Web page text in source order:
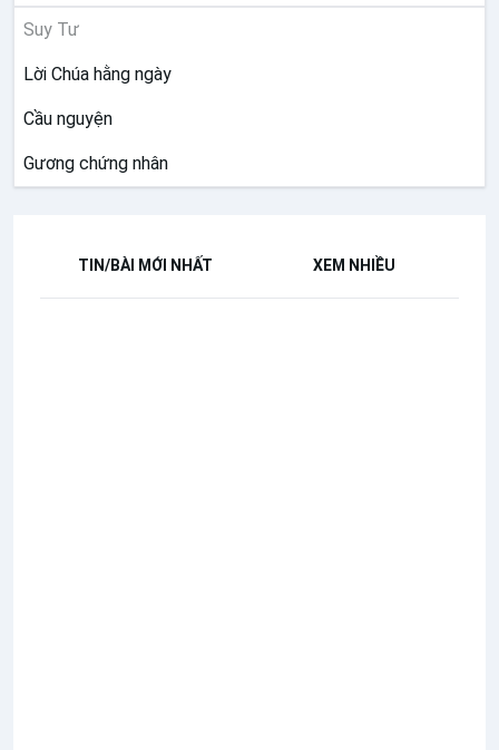
Suy Tư
Lời Chúa hằng ngày
Cầu nguyện
Gương chứng nhân
TIN/BÀI MỚI NHẤT XEM NHIỀU